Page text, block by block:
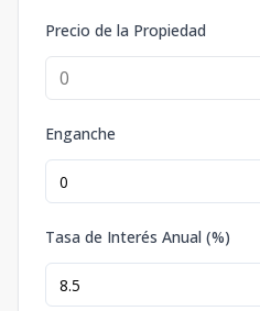
Precio de la Propiedad
Enganche
Tasa de Interés Anual (%)